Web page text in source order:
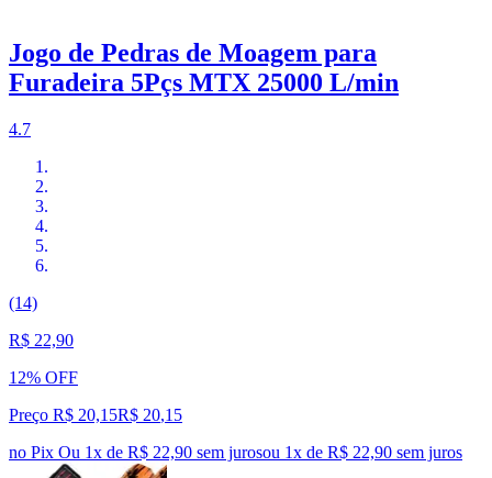
Jogo de Pedras de Moagem para
Furadeira 5Pçs MTX 25000 L/min
4.7
(14)
R$ 22,90
12% OFF
Preço R$ 20,15R$ 20,15
no Pix Ou 1x de R$ 22,90 sem jurosou 1x de R$ 22,90 sem juros